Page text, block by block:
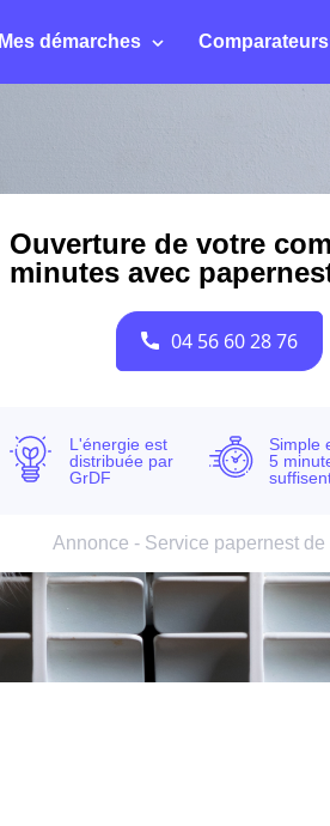
Mes démarches Comparateurs